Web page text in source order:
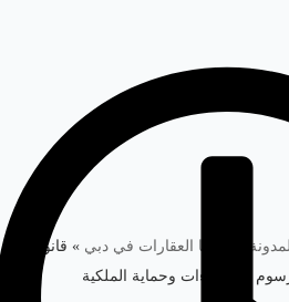
المدونة قضايا العقارات في دبي » قانون
والإجراءات وحماية الملكية